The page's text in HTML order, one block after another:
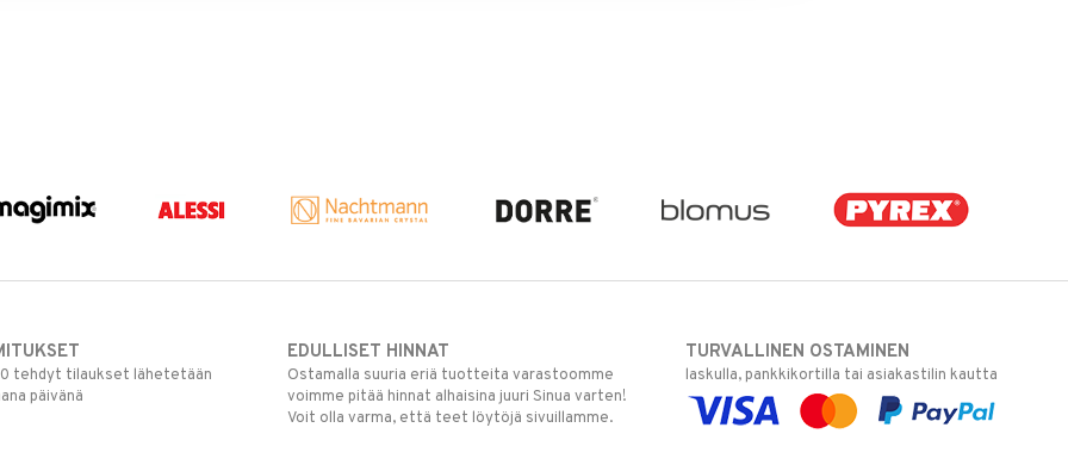
tehdyt tilaukset lähetetään
päivänä
EDULLISET HINNAT
Ostamalla suuria eriä tuotteita varastoomme
voimme pitää hinnat alhaisina juuri Sinua varten!
Voit olla varma, että teet löytöjä sivuillamme.
TURVALLINEN OSTAMINEN
laskulla, pankkikortilla tai asiakastilin kautta